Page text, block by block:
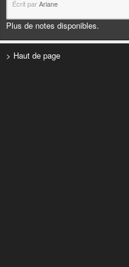
Écrit parAriane
Plus de notes disponibles.
> Haut de page